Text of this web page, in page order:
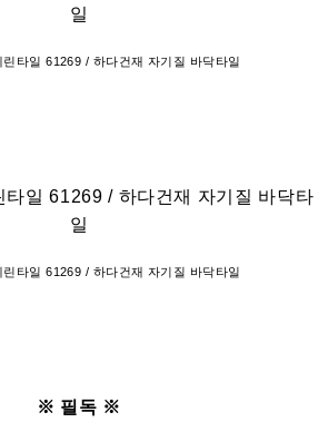
타일 61269 / 하다건재 자기질 바닥타일
타일 61269 / 하다건재 자기질 바닥타일
※ 필독 ※